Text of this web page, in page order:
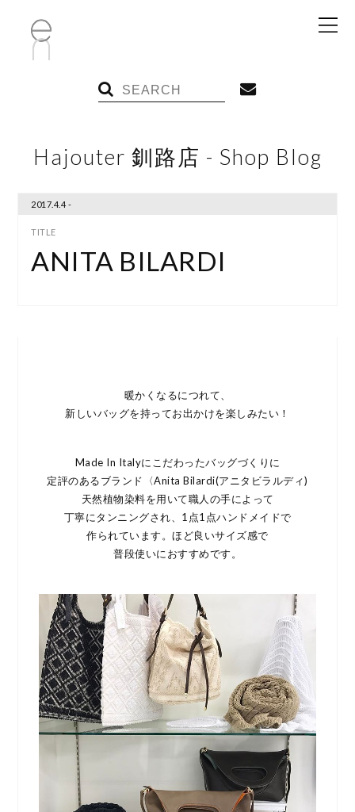
Hajouter 釧路店 - Shop Blog
2017.4.4 -
ANITA BILARDI
暖かくなるにつれて、
新しいバッグを持ってお出かけを楽しみたい！
Made In Italyにこだわったバッグづくりに
定評のあるブランド〈Anita Bilardi(アニタビラルディ)
天然植物染料を用いて職人の手によって
丁寧にタンニングされ、1点1点ハンドメイドで
作られています。ほど良いサイズ感で
普段使いにおすすめです。